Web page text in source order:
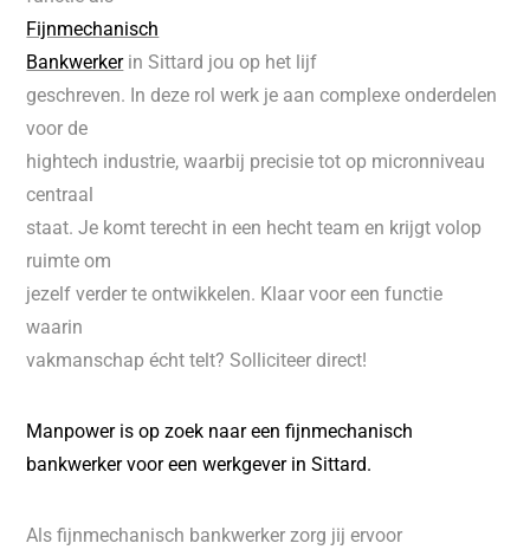
Fijnmechanisch
Bankwerkerin Sittard jou op het lijf
geschreven. In deze rol werk je aan complexe onderdelen
voor de
hightech industrie, waarbij precisie tot op micronniveau
centraal
staat. Je komt terecht in een hecht team en krijgt volop
ruimte om
jezelf verder te ontwikkelen. Klaar voor een functie
waarin
vakmanschap écht telt? Solliciteer direct!
Manpower is op zoek naar een fijnmechanisch
bankwerker voor een werkgever in Sittard.
Als fijnmechanisch bankwerker zorg jij ervoor